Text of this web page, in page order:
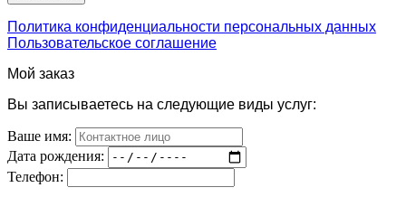
Политика конфиденциальности персональных данных
Пользовательское соглашение
Мой заказ
Вы записываетесь на следующие виды услуг:
Ваше имя:
Дата рождения:
Телефон: